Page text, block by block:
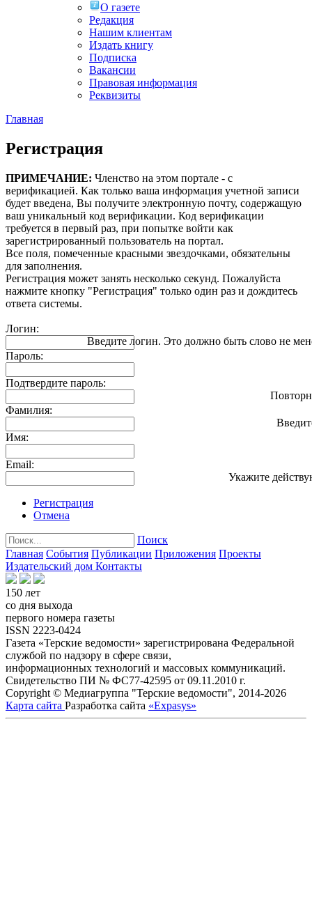
О газете
Редакция
Нашим клиентам
Издать книгу
Подписка
Вакансии
Правовая информация
Реквизиты
Главная
Регистрация
ПРИМЕЧАНИЕ: Членство на этом портале - с
верификацией. Как только ваша информация учетной записи
будет введена, Вы получите электронную почту, содержащую
ваш уникальный код верификации. Код верификации
требуется в первый раз, при попытке войти как
зарегистрированный пользователь на портал.
Все поля, помеченные красными звездочками, обязательны
для заполнения.
Регистрация может занять несколько секунд. Пожалуйста
нажмите кнопку "Регистрация" только один раз и дождитесь
ответа системы.
Логин:
Введите логин. Это должно быть слово не
Пароль:
Подтвердите пароль:
Фамилия:
Имя:
Email:
Укажите
Регистрация
Отмена
Поиск
Главная События Публикации Приложения Проекты
Издательский дом Контакты
150 лет
со дня выхода
первого номера газеты
ISSN 2223-0424
Газета «Терские ведомости» зарегистрирована Федеральной
службой по надзору в сфере связи,
информационных технологий и массовых коммуникаций.
Свидетельство ПИ № ФС77-42595 от 09.11.2010 г.
Copyright © Медиагруппа "Терские ведомости", 2014-2026
Карта сайта Разработка сайта «Expasys»